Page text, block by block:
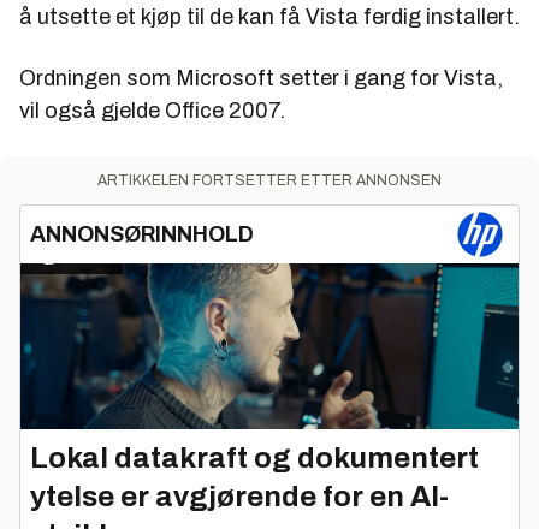
å utsette et kjøp til de kan få Vista ferdig installert.
Ordningen som Microsoft setter i gang for Vista,
vil også gjelde Office 2007.
ARTIKKELEN FORTSETTER ETTER ANNONSEN
ANNONSØRINNHOLD
Lokal datakraft og dokumentert
ytelse er avgjørende for en AI-